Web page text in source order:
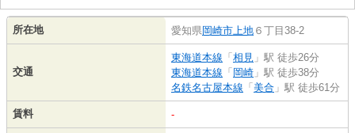
所在地 愛知県岡崎市上地 ６丁目38-2
交通
東海道本線 「 相見 」駅 徒歩26分
東海道本線 「 岡崎 」駅 徒歩38分
名鉄名古屋本線 「 美合 」駅 徒歩61分
賃料 -